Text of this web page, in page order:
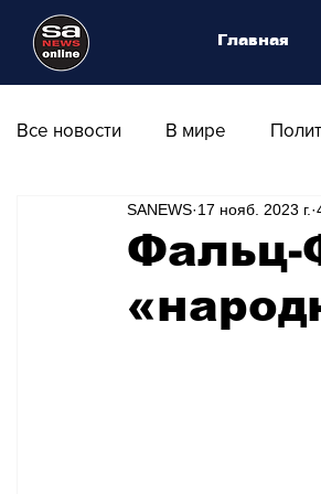
Все новости В мире
Общество Армия
Транспорт Культура
Фальц-
SANEWS 17 нояб. 2023 г.
Главная